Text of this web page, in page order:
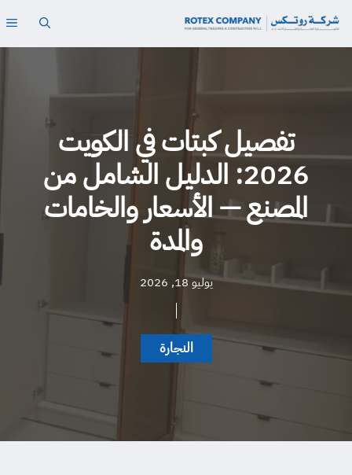
تفصيل كبتات في الكويت
2026: الدليل الشامل من
المصنع — الأسعار والخامات
والمدة
يوليو 18, 2026
النجارة